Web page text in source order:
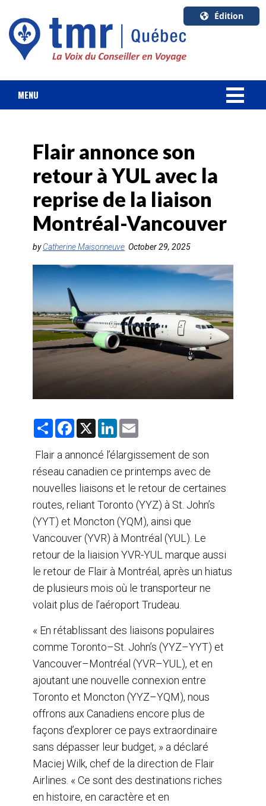
Édition
U.S.A.
English
Canada
MENU
FORFAIT VACANCES
CROISIÈRES
HOTELS & RESORTS
DESTINATIONS
AGENTS DE VOYAGE
FORMATION & RESSOURCES
Flair annonce son
retour à YUL avec la
reprise de la liaison
Montréal-Vancouver
byCatherine Maisonneuve October 29, 2025
S
r
e
F
e
b
o
k
X
L
k
e
d
n
i
l
Flair a annoncé l’élargissement de son
réseau canadien ce printemps avec de
nouvelles liaisons et le retour de certaines
routes, reliant Toronto (YYZ) à St. John’s
(YYT) et Moncton (YQM), ainsi que
Vancouver (YVR) à Montréal (YUL). Le
retour de la liaision YVR-YUL marque aussi
le retour de Flair à Montréal, après un hiatus
de plusieurs mois où le transporteur ne
volait plus de l’aéroport Trudeau.
« En rétablissant des liaisons populaires
comme Toronto–St. John’s (YYZ–YYT) et
Vancouver–Montréal (YVR–YUL), et en
ajoutant une nouvelle connexion entre
Toronto et Moncton (YYZ–YQM), nous
offrons aux Canadiens encore plus de
façons d’explorer ce pays extraordinaire
sans dépasser leur budget, » a déclaré
Maciej Wilk, chef de la direction de Flair
Airlines. « Ce sont des destinations riches
en histoire, en caractère et en